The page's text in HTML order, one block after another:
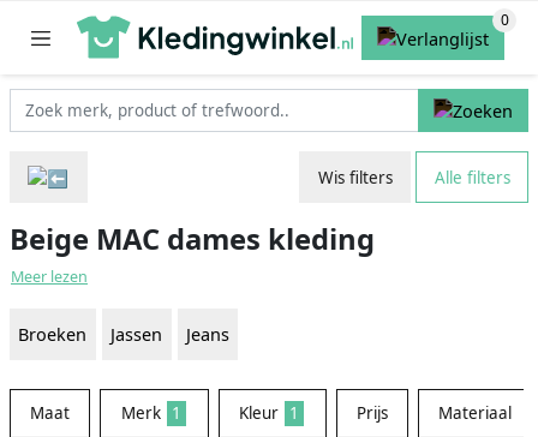
Wis filters Alle filters
Beige MAC dames kleding
Meer lezen
Broeken Jassen Jeans
Maat Merk 1 Kleur 1 Prijs Materiaal